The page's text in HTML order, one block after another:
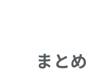
まとめ